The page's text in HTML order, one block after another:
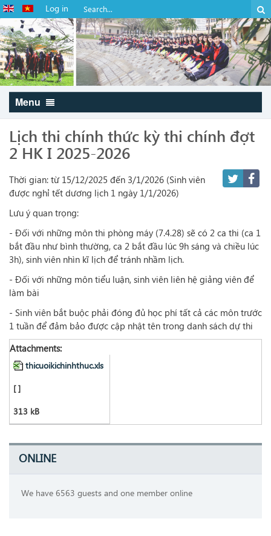
Log in
Menu
Lịch thi chính thức kỳ thi chính đợt
2 HK I 2025-2026
Thời gian: từ 15/12/2025 đến 3/1/2026 (Sinh viên
được nghỉ tết dương lịch 1 ngày 1/1/2026)
Lưu ý quan trọng:
- Đối với những môn thi phòng máy (7.4.28) sẽ có 2 ca thi (ca 1
bắt đầu như bình thường, ca 2 bắt đầu lúc 9h sáng và chiều lúc
3h), sinh viên nhìn kĩ lịch để tránh nhầm lịch.
- Đối với những môn tiểu luận, sinh viên liên hệ giảng viên để
làm bài
- Sinh viên bắt buộc phải đóng đủ học phí tất cả các môn trước
1 tuần để đảm bảo được cập nhật tên trong danh sách dự thi
Attachments:
thicuoikichinhthuc.xls
[ ]
313 kB
ONLINE
We have 6563 guests and one member online